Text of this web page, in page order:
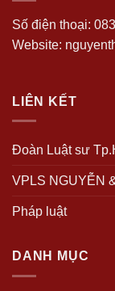
Số điện thoại:
Website:
LIÊN KẾT
Đoàn Luật sư
VPLS NGUYỄN
Pháp luật
DANH MỤC